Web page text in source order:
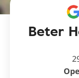
Beter